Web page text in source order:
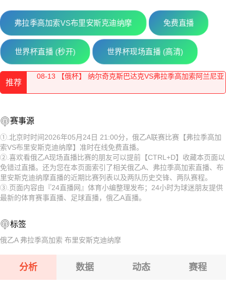
弗拉季高加索VS布里安斯克迪纳摩 免费直播
世界杯直播 (秒开) 世界杯现场直播 (高清)
推荐
08-13 【欧协联】 杜保尔VS贝尔格莱德游击
08-13 【亚美超】 乌拉尔图VS休尼克FC
08-13 【俄杯】 纳尔奇克斯巴达克VS弗拉季高加索阿兰尼亚
08-13 【哈萨克甲】 阿斯塔纳B队VS杜保尔B队
08-13 【U18亚洲杯】 黎巴嫩U18VS巴林U18
08-13 【亚美甲】 舒拉克B队VS阿拉拉特
08-13 【亚美甲】 埃里温凤凰B队VS乌拉尔图B队
08-13 【亚美超】 乌拉尔图VS休尼克FC
08-13 【俄杯】 纳尔奇克斯巴达克VS弗拉季高加索阿兰尼亚
08-13 【哈萨克甲】 阿斯塔纳B队VS杜保尔B队
08-13 【U18亚洲杯】 黎巴嫩U18VS巴林U18
赛事源
①.北京时时间2026年05月24日 21:00分，俄乙A联赛比赛【弗拉季高加
索VS布里安斯克迪纳摩】准时在线免费直播。
②.喜欢看俄乙A现场直播比赛的朋友可以提前【CTRL+D】收藏本页面以
免错过直播。还为您在本页面索引了相关俄乙A、弗拉季高加索直播、布
里安斯克迪纳摩直播的近期比赛列表以及两队历史交锋、两队赛程。
③.页面内容由『24直播网』体育小编整理发布；24小时为球迷朋友提供
最新的体育赛事直播、足球直播，俄乙A直播。
标签
俄乙A 弗拉季高加索 布里安斯克迪纳摩
分析 数据 动态 赛程